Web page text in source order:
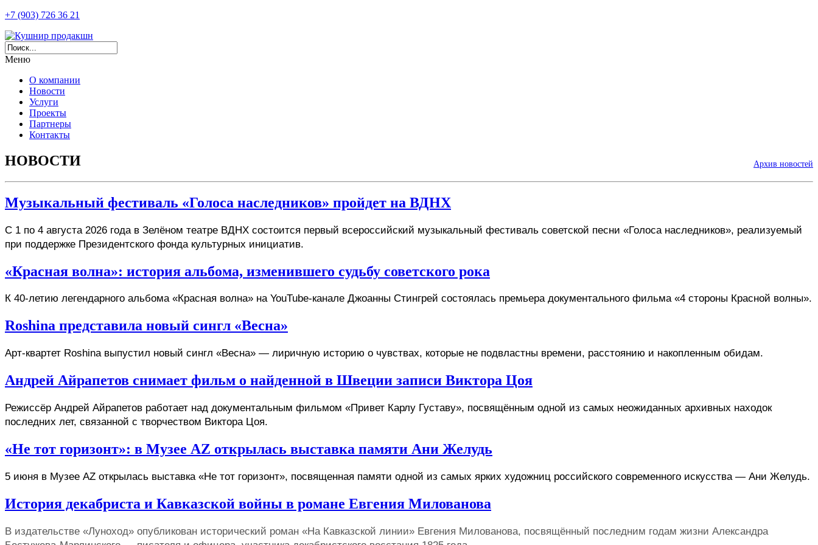
+7 (903) 726 36 21
Меню
О компании
Новости
Услуги
Проекты
Партнеры
Контакты
НОВОСТИ Архив новостей
Музыкальный фестиваль «Голоса наследников» пройдет на ВДНХ
С 1 по 4 августа 2026 года в Зелёном театре ВДНХ состоится первый всероссийский музыкальный фестиваль советской песни «Голоса наследников», реализуемый
при поддержке Президентского фонда культурных инициатив.
«Красная волна»: история альбома, изменившего судьбу советского рока
Roshina представила новый сингл «Весна»
Арт-квартет Roshina выпустил новый сингл «Весна» — лиричную историю о чувствах, которые не подвластны времени, расстоянию и накопленным обидам.
Андрей Айрапетов снимает фильм о найденной в Швеции записи Виктора Цоя
Режиссёр Андрей Айрапетов работает над документальным фильмом «Привет Карлу Густаву», посвящённым одной из самых неожиданных архивных находок
последних лет, связанной с творчеством Виктора Цоя.
«Не тот горизонт»: в Музее AZ открылась выставка памяти Ани Желудь
5 июня в Музее AZ открылась выставка «Не тот горизонт», посвященная памяти одной из самых ярких художниц российского современного искусства — Ани Желудь.
История декабриста и Кавказской войны в романе Евгения Милованова
В издательстве «Луноход» опубликован исторический роман «На Кавказской линии» Евгения Милованова, посвящённый последним годам жизни Александра